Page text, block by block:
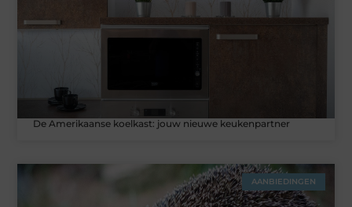
De Amerikaanse koelkast: jouw nieuwe keukenpartner
AANBIEDINGEN